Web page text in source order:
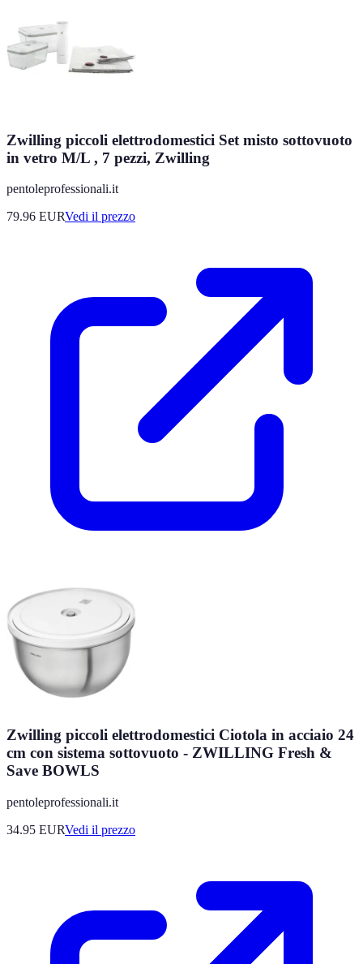
Zwilling piccoli elettrodomestici Set misto sottovuoto
in vetro M/L , 7 pezzi, Zwilling
pentoleprofessionali.it
79.96 EURVedi il prezzo
Zwilling piccoli elettrodomestici Ciotola in acciaio 24
cm con sistema sottovuoto - ZWILLING Fresh &
Save BOWLS
pentoleprofessionali.it
34.95 EURVedi il prezzo